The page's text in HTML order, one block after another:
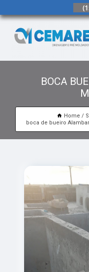
BOCA
Home
boca de bueiro